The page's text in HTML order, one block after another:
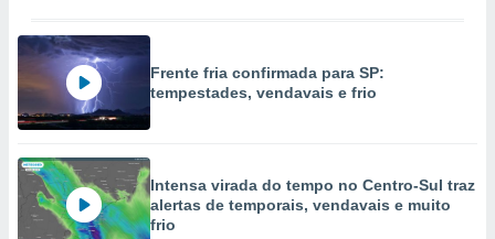
Frente fria confirmada para SP:
tempestades, vendavais e frio
Intensa virada do tempo no Centro-Sul traz
alertas de temporais, vendavais e muito
frio